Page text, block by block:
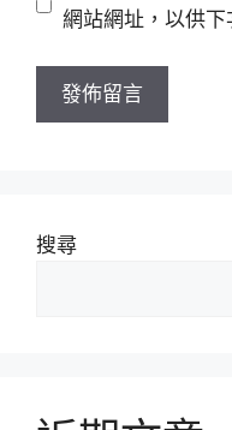
站
址
網站網址，以供下
搜尋